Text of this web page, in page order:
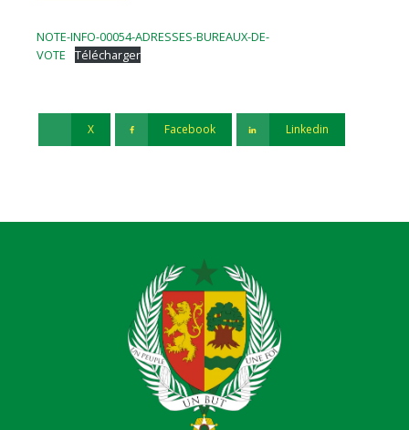
NOTE-INFO-00054-ADRESSES-BUREAUX-DE-
VOTE
Télécharger
X Facebook Linkedin